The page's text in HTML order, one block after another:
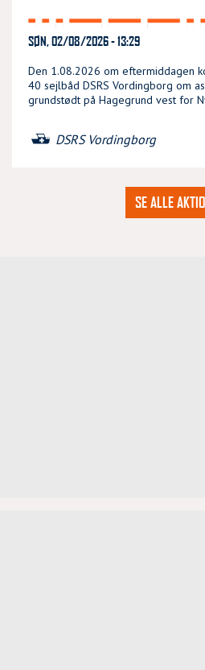
SØN, 02/08/2026 - 13:29
Den 1.08.2026 om eftermiddagen
40 sejlbåd DSRS Vordingborg om
grundstødt på Hagegrund vest for
DSRS Vordingborg
SE ALLE